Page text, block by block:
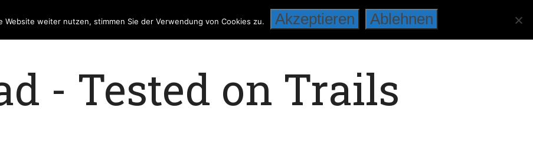
- Tested on Trails
Website weiter nutzen, stimmen Sie der Verwendung von Cookies zu. Akzeptieren Ablehnen